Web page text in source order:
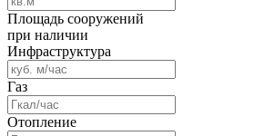
Площадь сооружений
при наличии
Инфраструктура
Газ
Отопление